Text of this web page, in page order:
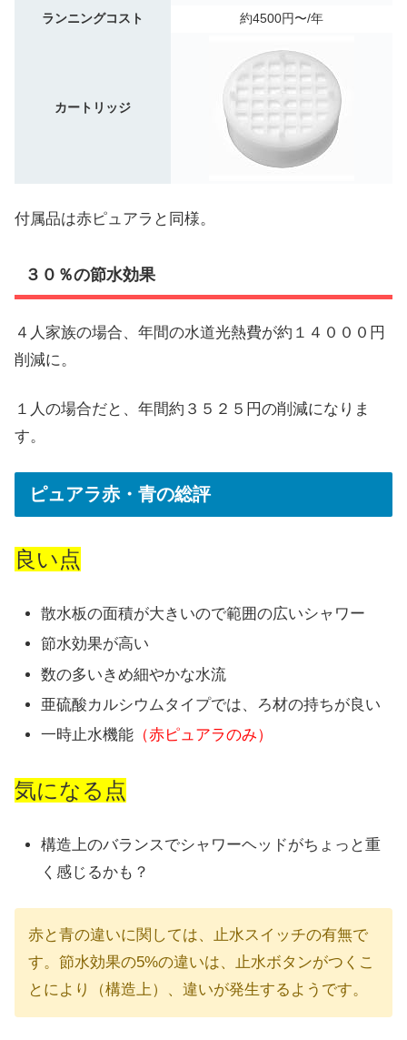
ランニングコスト
約4500円〜/年
カートリッジ
付属品は赤ピュアラと同様。
３０％の節水効果
４人家族の場合、年間の水道光熱費が約１４０００円
削減に。
１人の場合だと、年間約３５２５円の削減になりま
す。
ピュアラ赤・青の総評
良い点
散水板の面積が大きいので範囲の広いシャワー
節水効果が高い
数の多いきめ細やかな水流
亜硫酸カルシウムタイプでは、ろ材の持ちが良い
一時止水機能 （赤ピュアラのみ）
気になる点
構造上のバランスでシャワーヘッドがちょっと重
く感じるかも？
赤と青の違いに関しては、止水スイッチの有無で
す。節水効果の5%の違いは、止水ボタンがつくこ
とにより（構造上）、違いが発生するようです。